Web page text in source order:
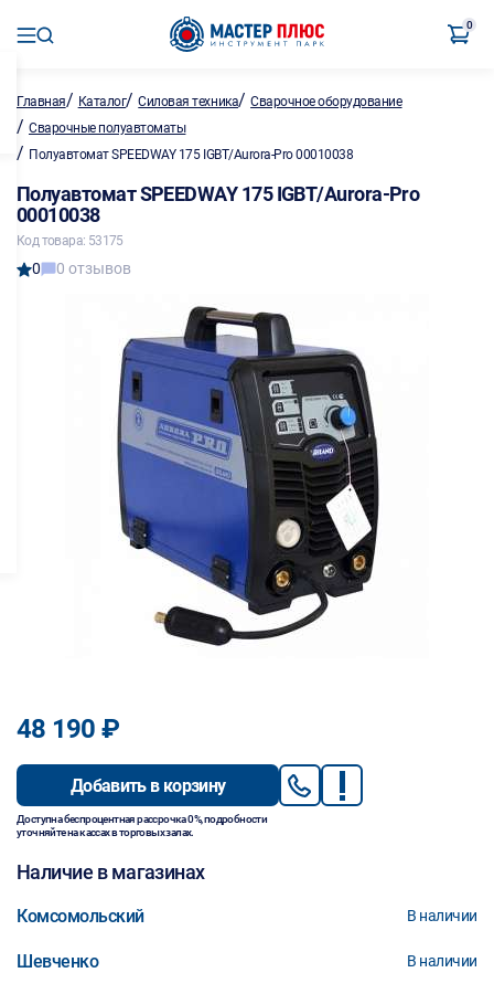
0
Главная/ Каталог/Силовая техника/Сварочное оборудование
/ Сварочные полуавтоматы
/ Полуавтомат SPEEDWAY 175 IGBT/Aurora-Pro 00010038
Полуавтомат SPEEDWAY 175 IGBT/Aurora-Pro
00010038
Код товара: 53175
0 0 отзывов
48 190 ₽
Добавить в корзину
Доступна беспроцентная рассрочка 0%, подробности
уточняйте на кассах в торговых залах.
Наличие в магазинах
Комсомольский В наличии
Шевченко В наличии